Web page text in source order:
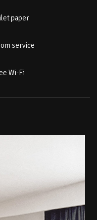
paper
service
Wi-Fi